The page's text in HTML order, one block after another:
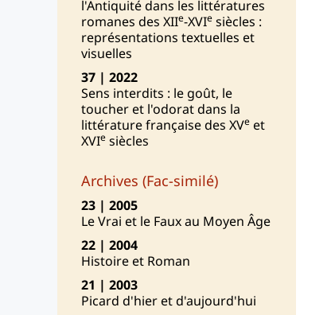
l'Antiquité dans les littératures
romanes des XIIe-XVIe siècles :
représentations textuelles et
visuelles
37 | 2022
Sens interdits : le goût, le
toucher et l'odorat dans la
littérature française des XVe et
XVIe siècles
Archives (Fac-similé)
23 | 2005
Le Vrai et le Faux au Moyen Âge
22 | 2004
Histoire et Roman
21 | 2003
Picard d'hier et d'aujourd'hui